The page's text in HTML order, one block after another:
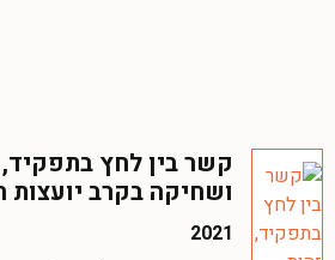
קשר בין לחץ
ושחיקה בקרב יועצות
2021